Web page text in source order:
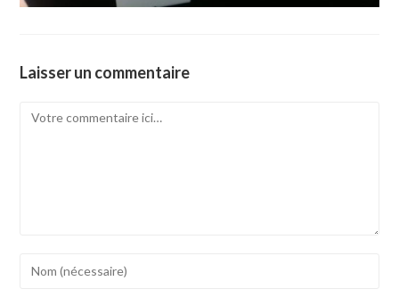
Laisser un commentaire
Comment
Enter